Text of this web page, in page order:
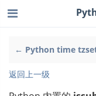
← Python time
返回上一级